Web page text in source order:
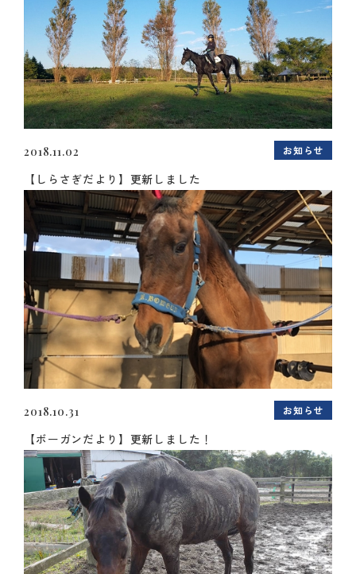
2018.11.02 お知らせ
【しらさぎだより】更新しました
2018.10.31 お知らせ
【ボーガンだより】更新しました！